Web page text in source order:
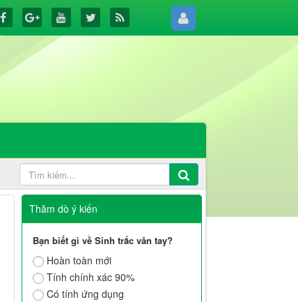
Thăm dò ý kiến
Bạn biết gì về Sinh trắc vân tay?
Hoàn toàn mới
Tính chính xác 90%
Có tính ứng dụng